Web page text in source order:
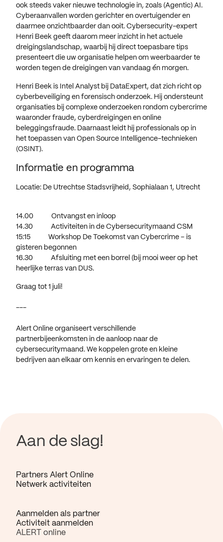
ook steeds vaker nieuwe technologie in, zoals (Agentic) AI.
Cyberaanvallen worden gerichter en overtuigender en
daarmee onzichtbaarder dan ooit. Cybersecurity-expert
Henri Beek geeft daarom meer inzicht in het actuele
dreigingslandschap, waarbij hij direct toepasbare tips
presenteert die uw organisatie helpen om weerbaarder te
worden tegen de dreigingen van vandaag én morgen.
Henri Beek is Intel Analyst bij DataExpert, dat zich richt op
cyberbeveiliging en forensisch onderzoek. Hij ondersteunt
organisaties bij complexe onderzoeken rondom cybercrime
waaronder fraude, cyberdreigingen en online
beleggingsfraude. Daarnaast leidt hij professionals op in
het toepassen van Open Source Intelligence-technieken
(OSINT).
Informatie en programma
Locatie: De Utrechtse Stadsvrijheid, Sophialaan 1, Utrecht
14.00 Ontvangst en inloop
14.30 Activiteiten in de Cybersecuritymaand CSM
15:15 Workshop De Toekomst van Cybercrime – is
gisteren begonnen
16.30 Afsluiting met een borrel (bij mooi weer op het
heerlijke terras van DUS.
Graag tot 1 juli!
---
Alert Online organiseert verschillende
partnerbijeenkomsten in de aanloop naar de
cybersecuritymaand. We koppelen grote en kleine
bedrijven aan elkaar om kennis en ervaringen te delen.
Aan de slag!
Partners Alert Online
Netwerk activiteiten
Aanmelden als partner
Activiteit aanmelden
ALERT online